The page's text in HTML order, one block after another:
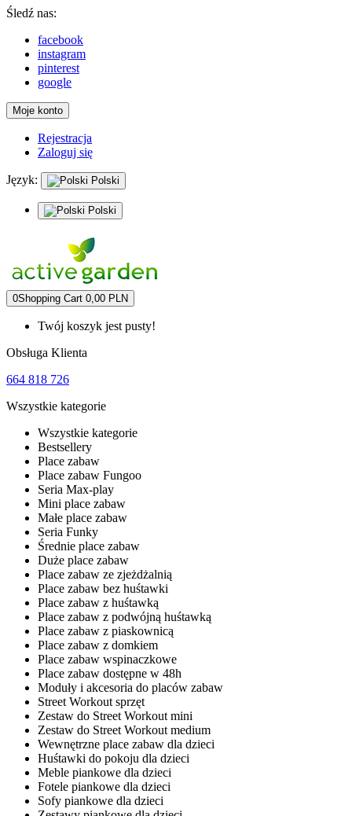
Śledź nas:
facebook
instagram
pinterest
google
Moje konto
Rejestracja
Zaloguj się
Język: Polski
Polski
0Shopping Cart 0,00 PLN
Twój koszyk jest pusty!
Obsługa Klienta
664 818 726
Wszystkie kategorie
Wszystkie kategorie
Bestsellery
Place zabaw
Place zabaw Fungoo
Seria Max-play
Mini place zabaw
Małe place zabaw
Seria Funky
Średnie place zabaw
Duże place zabaw
Place zabaw ze zjeżdżalnią
Place zabaw bez huśtawki
Place zabaw z huśtawką
Place zabaw z podwójną huśtawką
Place zabaw z piaskownicą
Place zabaw z domkiem
Place zabaw wspinaczkowe
Place zabaw dostępne w 48h
Moduły i akcesoria do placów zabaw
Street Workout sprzęt
Zestaw do Street Workout mini
Zestaw do Street Workout medium
Wewnętrzne place zabaw dla dzieci
Huśtawki do pokoju dla dzieci
Meble piankowe dla dzieci
Fotele piankowe dla dzieci
Sofy piankowe dla dzieci